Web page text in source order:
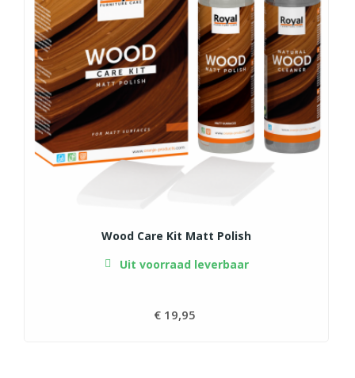
Wood Care Kit Matt Polish
Uit voorraad leverbaar
€ 19,95